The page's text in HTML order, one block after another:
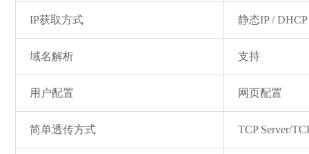
IP获取方式 静态IP / DHCP
域名解析 支持
用户配置 网页配置
简单透传方式 TCP Server/